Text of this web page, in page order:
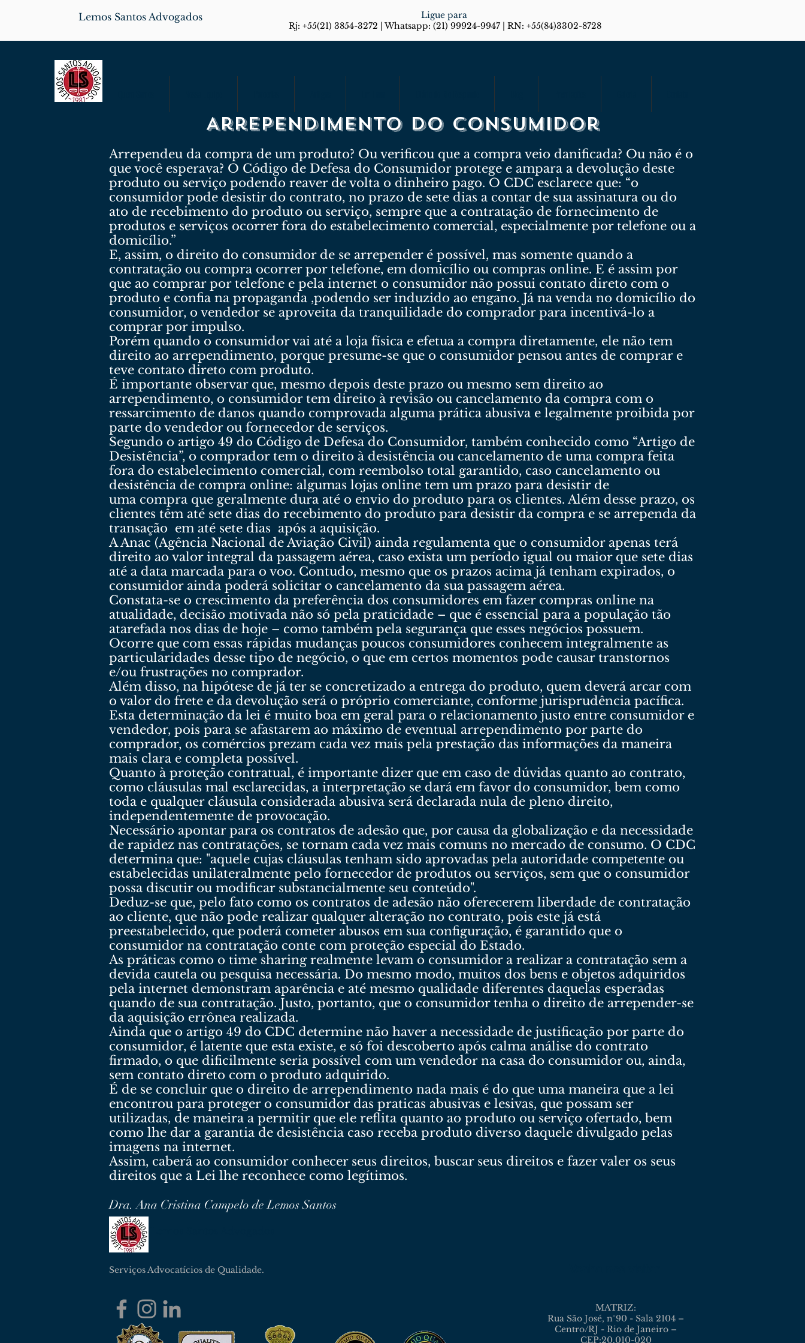
Ligue para
Rj: +55(21) 3854-3272 | Whatsapp: (21) 99924-9947 | RN: +55(84)3302-8728
Lemos Santos Advogados
Arrependimento do consumidor
Arrependeu da compra de um produto? Ou verificou que a compra veio danificada? Ou não é o
que você esperava? O Código de Defesa do Consumidor protege e ampara a devolução deste
produto ou serviço podendo reaver de volta o dinheiro pago. O CDC esclarece que: “o
consumidor pode desistir do contrato, no prazo de sete dias a contar de sua assinatura ou do
ato de recebimento do produto ou serviço, sempre que a contratação de fornecimento de
produtos e serviços ocorrer fora do estabelecimento comercial, especialmente por telefone ou a
domicílio.”
E, assim, o direito do consumidor de se arrepender é possível, mas somente quando a
contratação ou compra ocorrer por telefone, em domicílio ou compras online. E é assim por
que ao comprar por telefone e pela internet o consumidor não possui contato direto com o
produto e confia na propaganda ,podendo ser induzido ao engano. Já na venda no domicílio do
consumidor, o vendedor se aproveita da tranquilidade do comprador para incentivá-lo a
comprar por impulso.
Porém quando o consumidor vai até a loja física e efetua a compra diretamente, ele não tem
direito ao arrependimento, porque presume-se que o consumidor pensou antes de comprar e
teve contato direto com produto.
É importante observar que, mesmo depois deste prazo ou mesmo sem direito ao
arrependimento, o consumidor tem direito à revisão ou cancelamento da compra com o
ressarcimento de danos quando comprovada alguma prática abusiva e legalmente proibida por
parte do vendedor ou fornecedor de serviços.
Segundo o artigo 49 do Código de Defesa do Consumidor, também conhecido como “Artigo de
Desistência”, o comprador tem o direito à desistência ou cancelamento de uma compra feita
fora do estabelecimento comercial, com reembolso total garantido, caso cancelamento ou
desistência de compra online: algumas lojas online tem um prazo para desistir de
uma compra que geralmente dura até o envio do produto para os clientes. Além desse prazo, os
clientes têm até sete dias do recebimento do produto para desistir da compra e se arrependa da
transação em até sete dias após a aquisição.
A Anac (Agência Nacional de Aviação Civil) ainda regulamenta que o consumidor apenas terá
direito ao valor integral da passagem aérea, caso exista um período igual ou maior que sete dias
até a data marcada para o voo. Contudo, mesmo que os prazos acima já tenham expirados, o
consumidor ainda poderá solicitar o cancelamento da sua passagem aérea.
Constata-se o crescimento da preferência dos consumidores em fazer compras online na
atualidade, decisão motivada não só pela praticidade – que é essencial para a população tão
atarefada nos dias de hoje – como também pela segurança que esses negócios possuem.
Ocorre que com essas rápidas mudanças poucos consumidores conhecem integralmente as
particularidades desse tipo de negócio, o que em certos momentos pode causar transtornos
e/ou frustrações no comprador.
Além disso, na hipótese de já ter se concretizado a entrega do produto, quem deverá arcar com
o valor do frete e da devolução será o próprio comerciante, conforme jurisprudência pacífica.
Esta determinação da lei é muito boa em geral para o relacionamento justo entre consumidor e
vendedor, pois para se afastarem ao máximo de eventual arrependimento por parte do
comprador, os comércios prezam cada vez mais pela prestação das informações da maneira
mais clara e completa possível.
Quanto à proteção contratual, é importante dizer que em caso de dúvidas quanto ao contrato,
como cláusulas mal esclarecidas, a interpretação se dará em favor do consumidor, bem como
toda e qualquer cláusula considerada abusiva será declarada nula de pleno direito,
independentemente de provocação.
Necessário apontar para os contratos de adesão que, por causa da globalização e da necessidade
de rapidez nas contratações, se tornam cada vez mais comuns no mercado de consumo. O CDC
determina que: "aquele cujas cláusulas tenham sido aprovadas pela autoridade competente ou
estabelecidas unilateralmente pelo fornecedor de produtos ou serviços, sem que o consumidor
possa discutir ou modificar substancialmente seu conteúdo".
Deduz-se que, pelo fato como os contratos de adesão não oferecerem liberdade de contratação
ao cliente, que não pode realizar qualquer alteração no contrato, pois este já está
preestabelecido, que poderá cometer abusos em sua configuração, é garantido que o
consumidor na contratação conte com proteção especial do Estado.
As práticas como o time sharing realmente levam o consumidor a realizar a contratação sem a
devida cautela ou pesquisa necessária. Do mesmo modo, muitos dos bens e objetos adquiridos
pela internet demonstram aparência e até mesmo qualidade diferentes daquelas esperadas
quando de sua contratação. Justo, portanto, que o consumidor tenha o direito de arrepender-se
da aquisição errônea realizada.
Ainda que o artigo 49 do CDC determine não haver a necessidade de justificação por parte do
consumidor, é latente que esta existe, e só foi descoberto após calma análise do contrato
firmado, o que dificilmente seria possível com um vendedor na casa do consumidor ou, ainda,
sem contato direto com o produto adquirido.
É de se concluir que o direito de arrependimento nada mais é do que uma maneira que a lei
encontrou para proteger o consumidor das praticas abusivas e lesivas, que possam ser
utilizadas, de maneira a permitir que ele reflita quanto ao produto ou serviço ofertado, bem
como lhe dar a garantia de desistência caso receba produto diverso daquele divulgado pelas
imagens na internet.
Assim, caberá ao consumidor conhecer seus direitos, buscar seus direitos e fazer valer os seus
direitos que a Lei lhe reconhece como legítimos.
Dra. Ana Cristina Campelo de Lemos Santos
Serviços Advocatícios de Qualidade.
MATRIZ:
Rua São José, n°90 - Sala 2104 –
Centro/RJ - Rio de Janeiro –
CEP:20.010-020